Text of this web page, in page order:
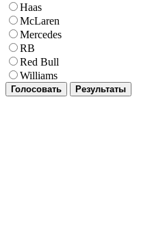
Haas
McLaren
Mercedes
RB
Red Bull
Williams
Голосовать Результаты